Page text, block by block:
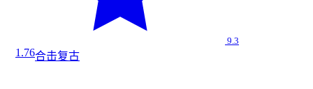
9.3
1.76合击复古